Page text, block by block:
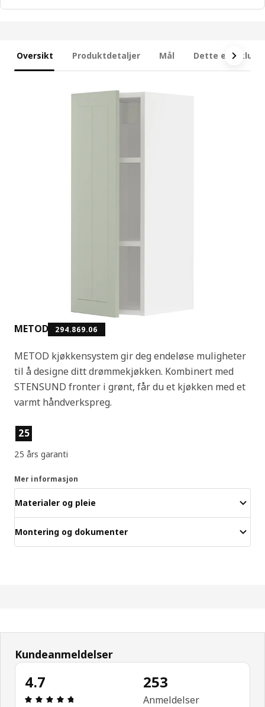
Oversikt Produktdetaljer Mål Dette er
METOD 294.869.06
METOD kjøkkensystem gir deg endeløse muligheter
til å designe ditt drømmekjøkken. Kombinert med
STENSUND fronter i grønt, får du et kjøkken med et
varmt håndverkspreg.
Produktfunksjoner
25
25 års garanti
Mer informasjon
Materialer og pleie
Montering og dokumenter
Kundeanmeldelser
4.7
Produktomtale: 4.7 ingen kundevurdering 5
253
Anmeldelser